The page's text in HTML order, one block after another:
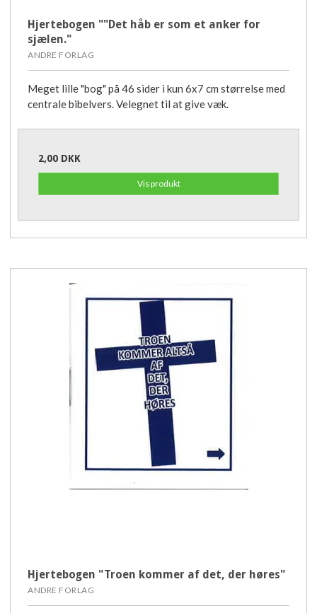
Hjertebogen ""Det håb er som et anker for
sjælen."
ANDRE FORLAG
Meget lille "bog" på 46 sider i kun 6x7 cm størrelse med
centrale bibelvers. Velegnet til at give væk.
2,00 DKK
Vis produkt
Hjertebogen "Troen kommer af det, der høres"
ANDRE FORLAG